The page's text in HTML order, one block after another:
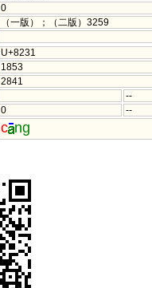
0
（一版）；（二版）3259
U+8231
1853
2841
--
0
--
c ng